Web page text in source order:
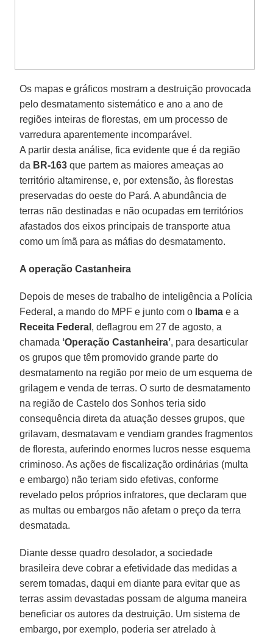
Os mapas e gráficos mostram a destruição provocada
pelo desmatamento sistemático e ano a ano de
regiões inteiras de florestas, em um processo de
varredura aparentemente incomparável.
A partir desta análise, fica evidente que é da região
da BR-163 que partem as maiores ameaças ao
território altamirense, e, por extensão, às florestas
preservadas do oeste do Pará. A abundância de
terras não destinadas e não ocupadas em territórios
afastados dos eixos principais de transporte atua
como um ímã para as máfias do desmatamento.
A operação Castanheira
Depois de meses de trabalho de inteligência a Polícia
Federal, a mando do MPF e junto com o
Ibama e a
Receita Federal , deflagrou em 27 de agosto, a
chamada ‘Operação Castanheira’, para desarticular
os grupos que têm promovido grande parte do
desmatamento na região por meio de um esquema de
grilagem e venda de terras. O surto de desmatamento
na região de Castelo dos Sonhos teria sido
consequência direta da atuação desses grupos, que
grilavam, desmatavam e vendiam grandes fragmentos
de floresta, auferindo enormes lucros nesse esquema
criminoso. As ações de fiscalização ordinárias (multa
e embargo) não teriam sido efetivas, conforme
revelado pelos próprios infratores, que declaram que
as multas ou embargos não afetam o preço da terra
desmatada.
Diante desse quadro desolador, a sociedade
brasileira deve cobrar a efetividade das medidas a
serem tomadas, daqui em diante para evitar que as
terras assim devastadas possam de alguma maneira
beneficiar os autores da destruição. Um sistema de
embargo, por exemplo, poderia ser atrelado à